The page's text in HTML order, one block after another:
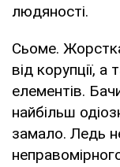
людяності.
Сьоме.
від корупції,
елементів.
найбільш
замало. Ледь